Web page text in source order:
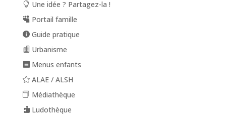
Une idée ? Partagez-la !
Portail famille
Guide pratique
Urbanisme
Menus enfants
ALAE / ALSH
Médiathèque
Ludothèque